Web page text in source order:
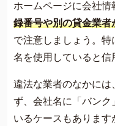
ホームページに会社情
録番号や別の貸金業
で注意しましょう。
名を使用していると信
違法な業者のなかには
ず、会社名に「バンク
いるケースもあります